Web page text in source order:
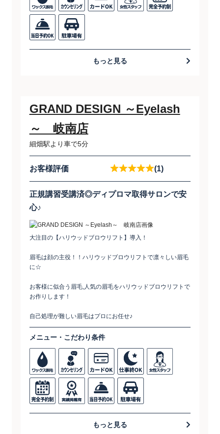
もっと見る
GRAND DESIGN ～Eyelash
～ 岐南店
細畑駅より車で5分
お客様評価 (1)
正規講習受講済◎ディプロマ取得サロンで安
心♪
大注目の【ハリウッドブロウリフト】導入！
眉毛は顔の主役！！ハリウッドブロウリフトで凛々しい眉毛
に☆
お客様に似合う眉毛,人気の眉毛をハリウッドブロウリフトで
お作りします！
自己処理が難しい眉毛はプロにお任せ♪
メニュー・こだわり条件
もっと見る